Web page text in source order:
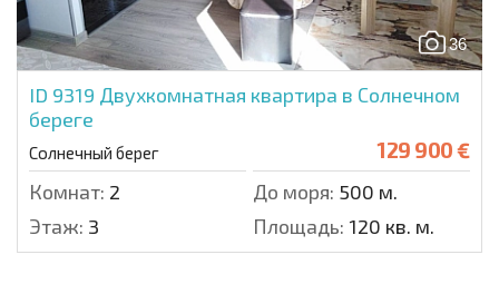
36
ID 9319 Двухкомнатная квартира в Солнечном
береге
Солнечный берег 129 900 €
Комнат: 2 До моря: 500 м.
Этаж: 3 Площадь: 120 кв. м.